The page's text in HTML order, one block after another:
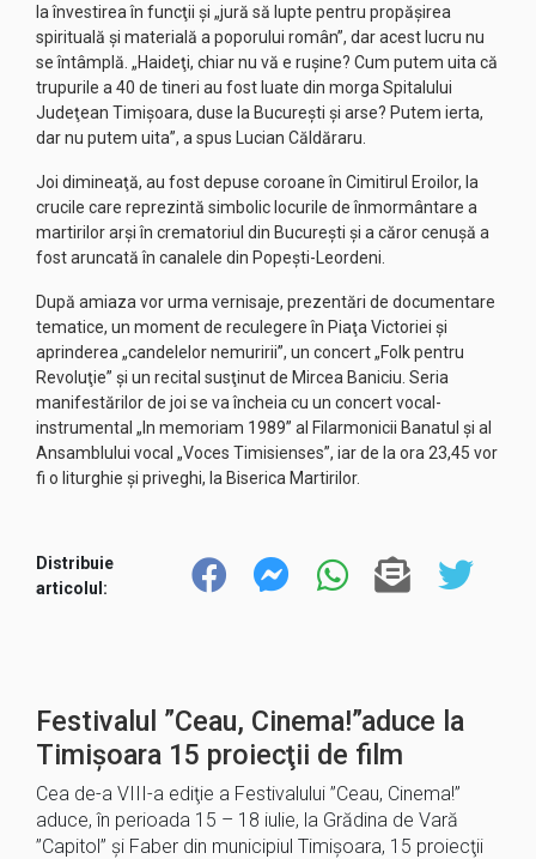
la învestirea în funcţii şi „jură să lupte pentru propăşirea
spirituală şi materială a poporului român”, dar acest lucru nu
se întâmplă. „Haideţi, chiar nu vă e ruşine? Cum putem uita că
trupurile a 40 de tineri au fost luate din morga Spitalului
Judeţean Timişoara, duse la Bucureşti şi arse? Putem ierta,
dar nu putem uita”, a spus Lucian Căldăraru.
Joi dimineaţă, au fost depuse coroane în Cimitirul Eroilor, la
crucile care reprezintă simbolic locurile de înmormântare a
martirilor arşi în crematoriul din Bucureşti şi a căror cenuşă a
fost aruncată în canalele din Popeşti-Leordeni.
După amiaza vor urma vernisaje, prezentări de documentare
tematice, un moment de reculegere în Piaţa Victoriei şi
aprinderea „candelelor nemuririi”, un concert „Folk pentru
Revoluţie” şi un recital susţinut de Mircea Baniciu. Seria
manifestărilor de joi se va încheia cu un concert vocal-
instrumental „In memoriam 1989” al Filarmonicii Banatul şi al
Ansamblului vocal „Voces Timisienses”, iar de la ora 23,45 vor
fi o liturghie şi priveghi, la Biserica Martirilor.
Distribuie
articolul:
Festivalul ”Ceau, Cinema!”aduce la
Timișoara 15 proiecţii de film
Cea de-a VIII-a ediţie a Festivalului ”Ceau, Cinema!”
aduce, în perioada 15 – 18 iulie, la Grădina de Vară
”Capitol” şi Faber din municipiul Timişoara, 15 proiecţii